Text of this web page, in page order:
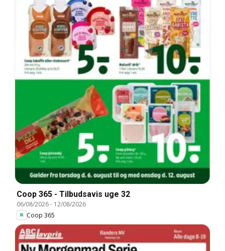
Coop 365 - Tilbudsavis uge 32
06/08/2026- 12/08/2026
Coop 365